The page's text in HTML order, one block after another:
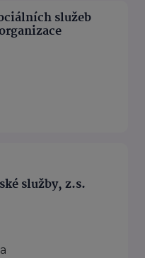
služeb
služby, z.s.